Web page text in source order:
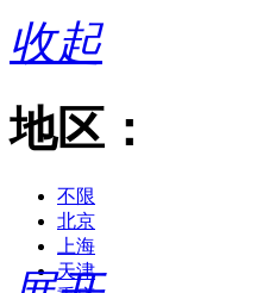
收起
地区：
不限
北京
上海
天津